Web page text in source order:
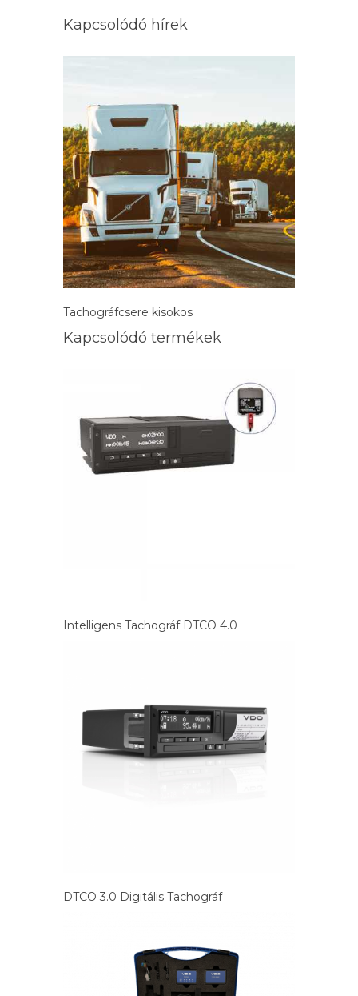
Kapcsolódó hírek
Tachográfcsere kisokos
Kapcsolódó termékek
Intelligens Tachográf DTCO 4.0
DTCO 3.0 Digitális Tachográf